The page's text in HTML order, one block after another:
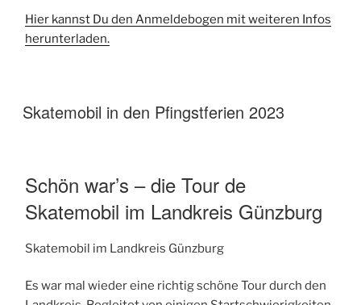
Hier kannst Du den Anmeldebogen mit weiteren Infos
herunterladen.
Skatemobil in den Pfingstferien 2023
Schön war’s – die Tour de
Skatemobil im Landkreis Günzburg
Skatemobil im Landkreis Günzburg
Es war mal wieder eine richtig schöne Tour durch den